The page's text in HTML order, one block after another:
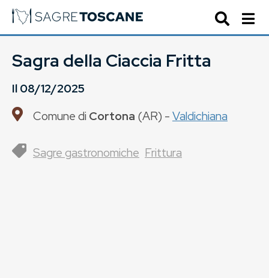
Sagra della Ciaccia Fritta
Il08/12/2025
Comune di Cortona (AR) -Valdichiana
Sagre gastronomiche Frittura